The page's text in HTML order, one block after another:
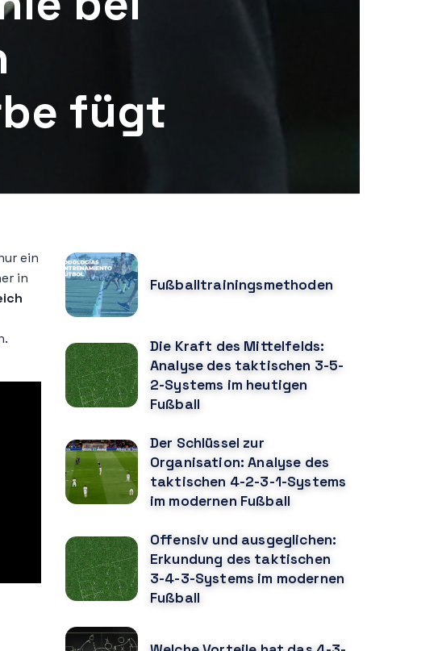
fügt
ein
in
Fußballtrainingsmethoden
Die Kraft des Mittelfelds:
Analyse des taktischen 3-5-
2-Systems im heutigen
Fußball
Der Schlüssel zur
Organisation: Analyse des
taktischen 4-2-3-1-Systems
im modernen Fußball
Offensiv und ausgeglichen:
Erkundung des taktischen
3-4-3-Systems im modernen
Fußball